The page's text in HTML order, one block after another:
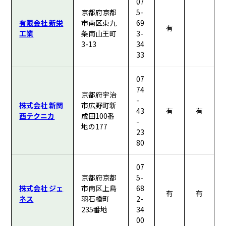
有限会社 新栄
工業
京都府京都
市南区東九
条南山王町
3-13
5-
69
3-
34
33
有
株式会社 新関
西テクニカ
京都府宇治
市広野町新
成田100番
地の177
07
74
-
43
-
23
80
有 有
株式会社 ジェ
ネス
京都府京都
市南区上鳥
羽石橋町
235番地
07
5-
68
2-
34
00
有 有